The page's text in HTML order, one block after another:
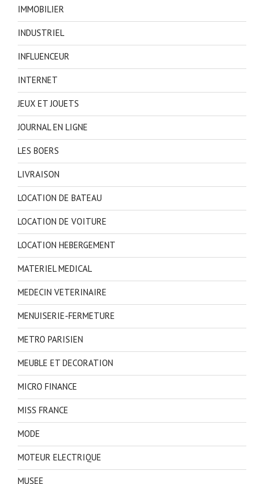
IMMOBILIER
INDUSTRIEL
INFLUENCEUR
INTERNET
JEUX ET JOUETS
JOURNAL EN LIGNE
LES BOERS
LIVRAISON
LOCATION DE BATEAU
LOCATION DE VOITURE
LOCATION HEBERGEMENT
MATERIEL MEDICAL
MEDECIN VETERINAIRE
MENUISERIE-FERMETURE
METRO PARISIEN
MEUBLE ET DECORATION
MICRO FINANCE
MISS FRANCE
MODE
MOTEUR ELECTRIQUE
MUSEE